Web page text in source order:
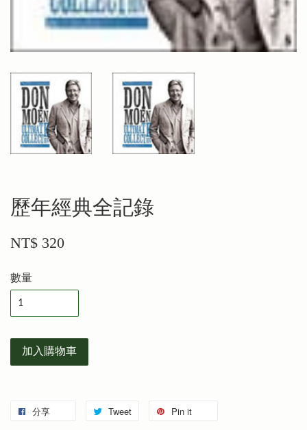
歷年經典全記錄
NT$ 320
數量
加入購物車
分享 Tweet Pin it